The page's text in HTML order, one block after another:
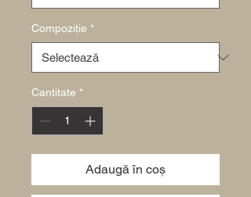
Compoziție *
Cantitate *
Adaugă în coș